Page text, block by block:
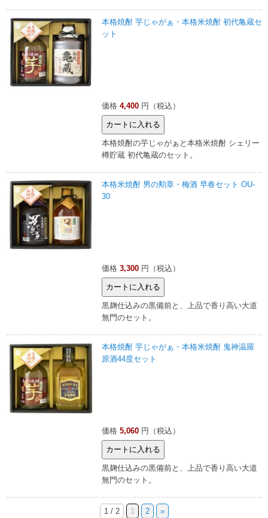
本格焼酎 芋じゃがぁ・本格米焼酎 初代亀蔵セ
ット
価格 4,400 円（税込）
本格焼酎の芋じゃがぁと本格米焼酎 シェリー
樽貯蔵 初代亀蔵のセット。
本格米焼酎 男の勲章・梅酒 早春セット OU-
30
価格 3,300 円（税込）
黒麹仕込みの黒備前と、上品で香り高い大道
無門のセット。
本格焼酎 芋じゃがぁ・本格米焼酎 鬼神温羅
原酒44度セット
価格 5,060 円（税込）
黒麹仕込みの黒備前と、上品で香り高い大道
無門のセット。
1 / 2 1 2 »